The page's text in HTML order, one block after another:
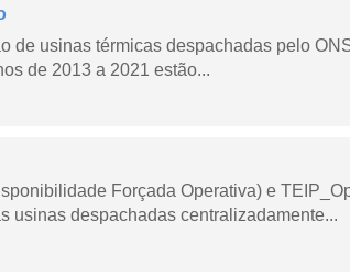
de usinas térmicas despachadas pelo
de 2013 a 2021 estão...
Forçada Operativa) e
usinas despachadas centralizadamente...